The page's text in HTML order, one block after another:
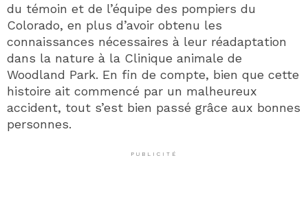
du témoin et de l’équipe des pompiers du
Colorado, en plus d’avoir obtenu les
connaissances nécessaires à leur réadaptation
dans la nature à la Clinique animale de
Woodland Park. En fin de compte, bien que cette
histoire ait commencé par un malheureux
accident, tout s’est bien passé grâce aux bonnes
personnes.
PUBLICITÉ